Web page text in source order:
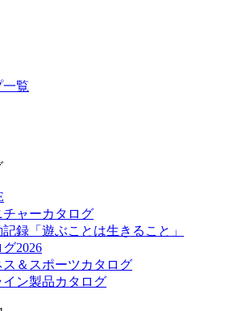
一覧
ャーカタログ
録「遊ぶことは生きること」
2026
＆スポーツカタログ
ン製品カタログ